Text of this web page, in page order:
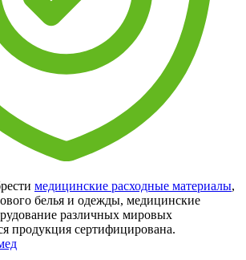
медицинские расходные материалы,
белья и одежды, медицинские
различных мировых
продукция сертифицирована.